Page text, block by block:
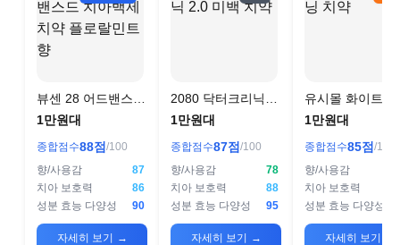
뷰센 28 어드밴스드
치아백제 치약 플로
1만원대
종합점수88점 /100
향/사용감
87
치아 보호력
86
성분 효능 다양성
90
자세히 보기 →
2080 닥터크리닉
2.0 미백 치약
1만원대
종합점수87점 /100
향/사용감
78
치아 보호력
88
성분 효능 다양성
95
자세히 보기 →
유시몰 화이트닝
약
1만원대
종합점수85점 /100
향/사용감
치아 보호력
성분 효능 다양성
자세히 보기